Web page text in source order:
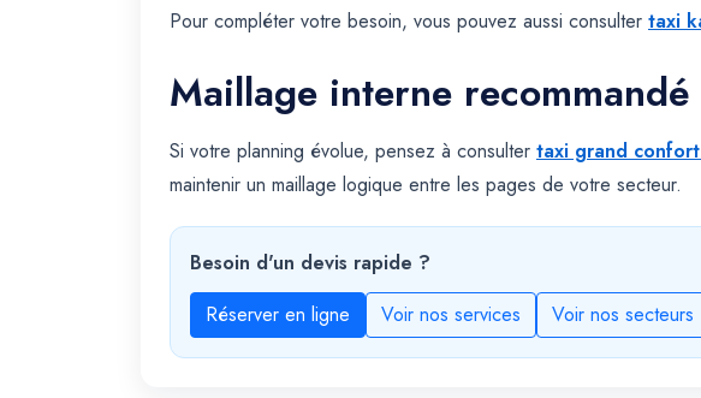
Pour compléter votre besoin, vous pouvez aussi consulter taxi
Maillage interne recommandé
Si votre planning évolue, pensez à consulter taxi grand
maintenir un maillage logique entre les pages de votre secteur.
Besoin d'un devis rapide ?
Réserver en ligne
Voir nos services Voir nos secteurs